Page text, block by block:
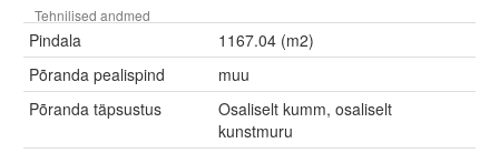
Tehnilised andmed
Pindala
1167.04 (m2)
Põranda pealispind
muu
Põranda täpsustus
Osaliselt kumm, osaliselt
kunstmuru